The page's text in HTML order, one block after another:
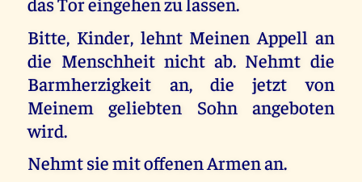
Bitte, Kinder, lehnt Meinen Appell an
die Menschheit nicht ab. Nehmt die
Barmherzigkeit an, die jetzt von
Meinem geliebten Sohn angeboten
wird.
Nehmt sie mit offenen Armen an.